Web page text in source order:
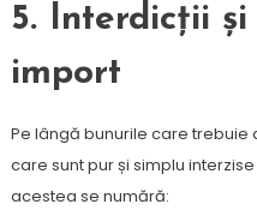
5. Interdicții
import
Pe lângă bunurile care trebuie
care sunt pur și simplu
acestea se numără: